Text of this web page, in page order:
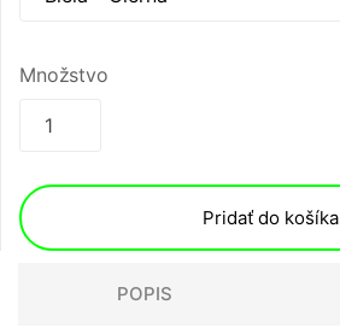
Množstvo
Pridať do košíka
POPIS